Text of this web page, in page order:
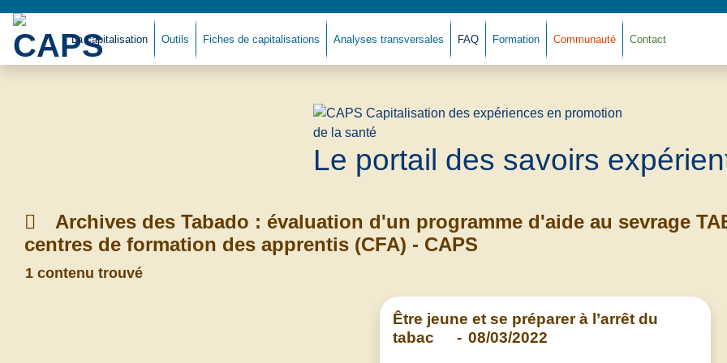
La capitalisation Outils Fiches de capitalisations Analyses transversales FAQ Formation Communauté Contact
Le portail des savoirs
Archives des Tabado : évaluation d'un programme d'aide au sevrage
centres de formation des apprentis (CFA) - CAPS
1 contenu trouvé
Être jeune et se préparer à l’arrêt du
tabac
- 08/03/2022